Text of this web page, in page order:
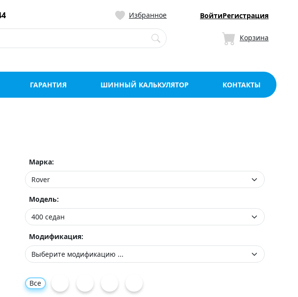
в розницу со склада в
Избранное ВойтиРегистрация
Корзина
ГАРАНТИЯ ШИННЫЙ КАЛЬКУЛЯТОР КОНТАКТЫ
Марка:
Модель:
Модификация:
Все